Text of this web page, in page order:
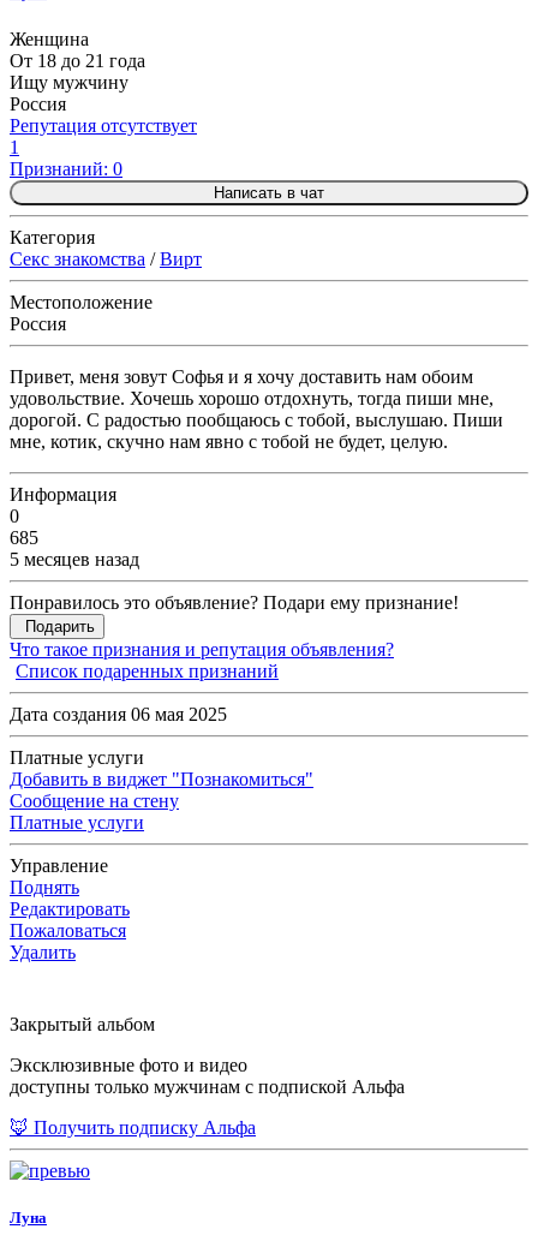
Женщина
От 18 до 21 года
Ищу мужчину
Россия
Репутация отсутствует
1
Признаний: 0
Написать в чат
Категория
Секс знакомства /Вирт
Местоположение
Россия
Привет, меня зовут Софья и я хочу доставить нам обоим
удовольствие. Хочешь хорошо отдохнуть, тогда пиши мне,
дорогой. С радостью пообщаюсь с тобой, выслушаю. Пиши
мне, котик, скучно нам явно с тобой не будет, целую.
Информация
0
685
5 месяцев назад
Понравилось это объявление? Подари ему признание!
Подарить
Что такое признания и репутация объявления?
Список подаренных признаний
Дата создания 06 мая 2025
Платные услуги
Добавить в виджет "Познакомиться"
Сообщение на стену
Платные услуги
Управление
Поднять
Редактировать
Пожаловаться
Удалить
Закрытый альбом
Эксклюзивные фото и видео
доступны только мужчинам с подпиской Альфа
🦊 Получить подписку Альфа
Луна